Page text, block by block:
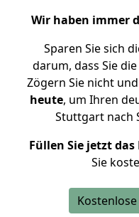
Wir haben immer
Sparen Sie sich
darum, dass Sie
Zögern Sie nicht und
heute, um Ihren
Stuttgart nach
Füllen Sie jetzt
Sie